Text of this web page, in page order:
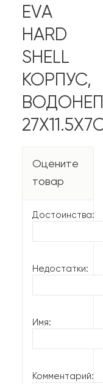
EVA
HARD
SHELL
КОРПУС,
Оцените
товар
Достоинства:
Недостатки:
Имя:
Комментарий: